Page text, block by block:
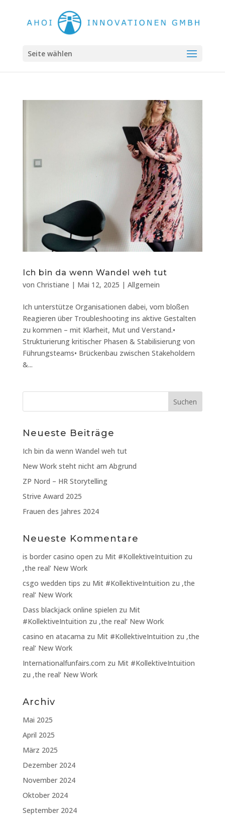
Seite wählen
Ich bin da wenn Wandel weh tut
von Christiane | Mai 12, 2025 | Allgemein
Ich unterstütze Organisationen dabei, vom bloßen
Reagieren über Troubleshooting ins aktive Gestalten
zu kommen – mit Klarheit, Mut und Verstand.•
Strukturierung kritischer Phasen & Stabilisierung von
Führungsteams• Brückenbau zwischen Stakeholdern
&...
Neueste Beiträge
Ich bin da wenn Wandel weh tut
New Work steht nicht am Abgrund
ZP Nord – HR Storytelling
Strive Award 2025
Frauen des Jahres 2024
Neueste Kommentare
is border casino open zu Mit #KollektiveIntuition zu
‚the real‘ New Work
csgo wedden tips zu Mit #KollektiveIntuition zu ‚the
real‘ New Work
Dass blackjack online spielen zu Mit
#KollektiveIntuition zu ‚the real‘ New Work
casino en atacama zu Mit #KollektiveIntuition zu ‚the
real‘ New Work
Internationalfunfairs.com zu Mit #KollektiveIntuition
zu ‚the real‘ New Work
Archiv
Mai 2025
April 2025
März 2025
Dezember 2024
November 2024
Oktober 2024
September 2024